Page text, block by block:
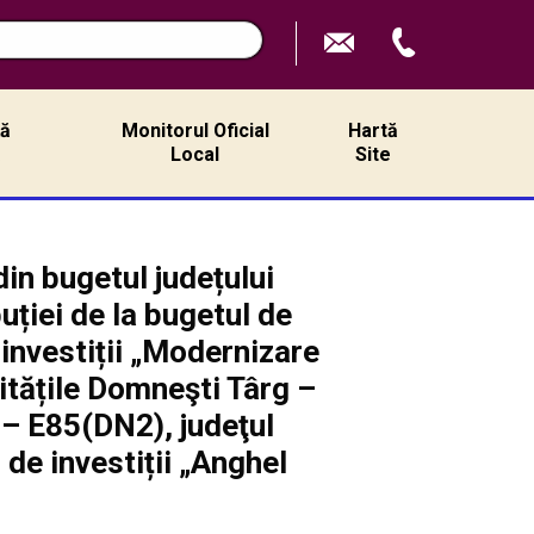
Monitorul Oficial
Local
Hartă
Site
bugetul județului
de la bugetul de
„Modernizare
Domneşti Târg –
E85(DN2), judeţul
investiții „Anghel